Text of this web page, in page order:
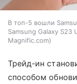
В топ-5 вошли
Samsung Galaxy S23
Magnific.com
Трейд-ин
способом